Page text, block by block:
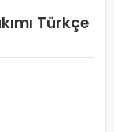
Türkçe